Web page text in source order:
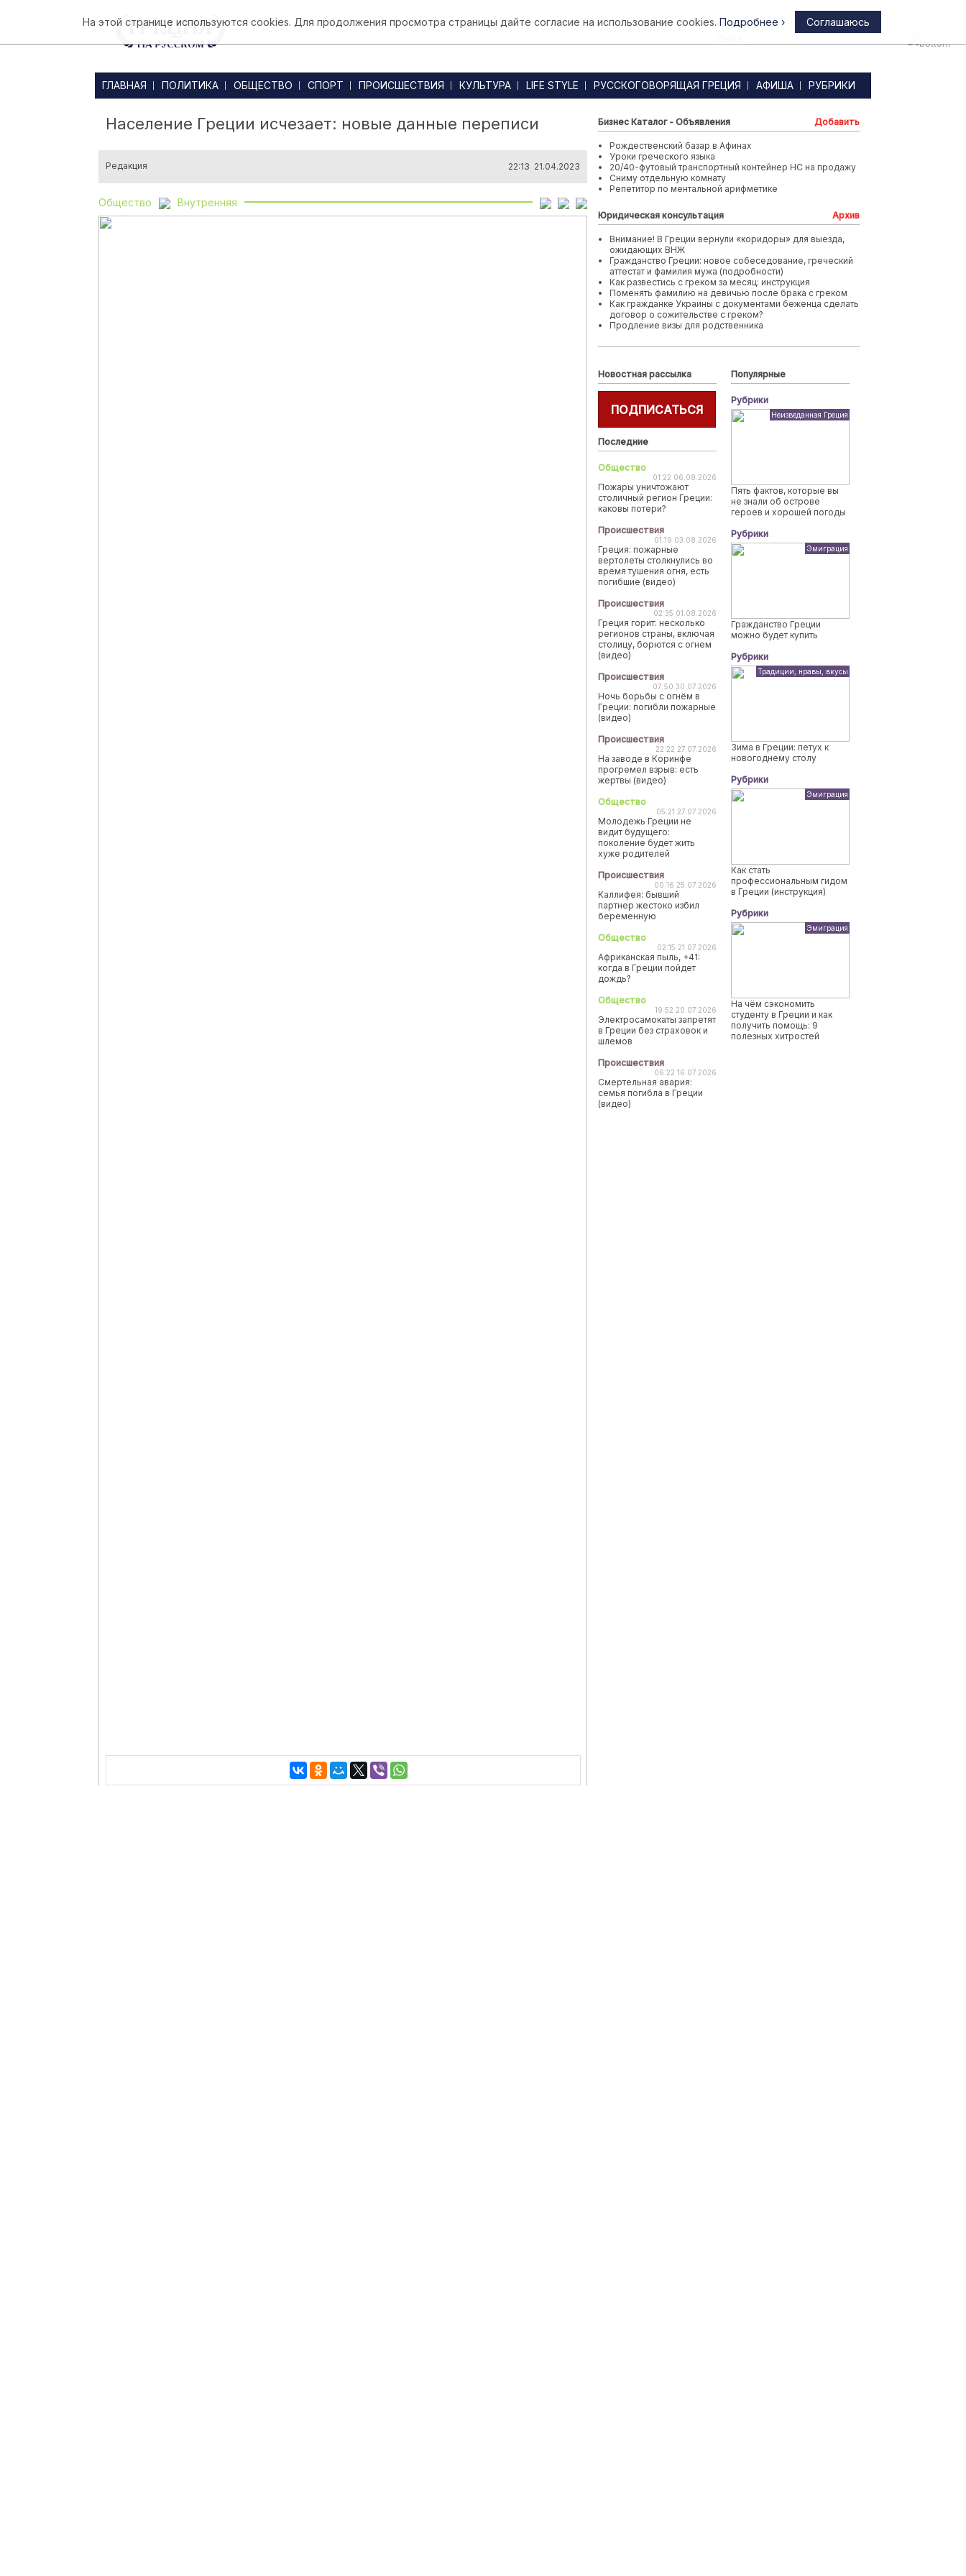
Афины
ГЛАВНАЯ ПОЛИТИКА ОБЩЕСТВО СПОРТ ПРОИСШЕСТВИЯ КУЛЬТУРА LIFE STYLE РУССКОГОВОРЯЩАЯ ГРЕЦИЯ АФИША РУБРИКИ
Население Греции исчезает: новые данные переписи
Редакция 22:13 21.04.2023
Общество Внутренняя
Бизнес Каталог - Объявления Добавить
Рождественский базар в Афинах
Уроки греческого языка
20/40-футовый транспортный контейнер HC на продажу
Сниму отдельную комнату
Репетитор по ментальной арифметике
Юридическая консультация Архив
Внимание! В Греции вернули «коридоры» для выезда,
ожидающих ВНЖ
Гражданство Греции: новое собеседование, греческий
аттестат и фамилия мужа (подробности)
Как развестись с греком за месяц: инструкция
Поменять фамилию на девичью после брака с греком
Как гражданке Украины с документами беженца сделать
договор о сожительстве с греком?
Продление визы для родственника
Новостная рассылка
ПОДПИСАТЬСЯ
Последние
Общество
01:22 06.08.2026
Пожары уничтожают
столичный регион Греции:
каковы потери?
Происшествия
01:19 03.08.2026
Греция: пожарные
вертолеты столкнулись во
время тушения огня, есть
погибшие (видео)
Происшествия
02:35 01.08.2026
Греция горит: несколько
регионов страны, включая
столицу, борются с огнем
(видео)
Происшествия
07:50 30.07.2026
Ночь борьбы с огнём в
Греции: погибли пожарные
(видео)
Происшествия
22:22 27.07.2026
На заводе в Коринфе
прогремел взрыв: есть
жертвы (видео)
Общество
05:21 27.07.2026
Молодежь Греции не
видит будущего:
поколение будет жить
хуже родителей
Происшествия
00:16 25.07.2026
Каллифея: бывший
партнер жестоко избил
беременную
Общество
02:15 21.07.2026
Африканская пыль, +41:
когда в Греции пойдет
дождь?
Общество
19:52 20.07.2026
Электросамокаты запретят
в Греции без страховок и
шлемов
Происшествия
06:22 16.07.2026
Смертельная авария:
семья погибла в Греции
(видео)
Популярные
Рубрики
Неизведанная Греция
Пять фактов, которые вы
не знали об острове
героев и хорошей погоды
Рубрики
Эмиграция
Гражданство Греции
можно будет купить
Рубрики
Традиции, нравы, вкусы
Зима в Греции: петух к
новогоднему столу
Рубрики
Эмиграция
Как стать
профессиональным гидом
в Греции (инструкция)
Рубрики
Эмиграция
На чём сэкономить
студенту в Греции и как
получить помощь: 9
полезных хитростей
На этой странице используются cookies. Для продолжения просмотра страницы дайте согласие на использование cookies. Подробнее › Соглашаюсь